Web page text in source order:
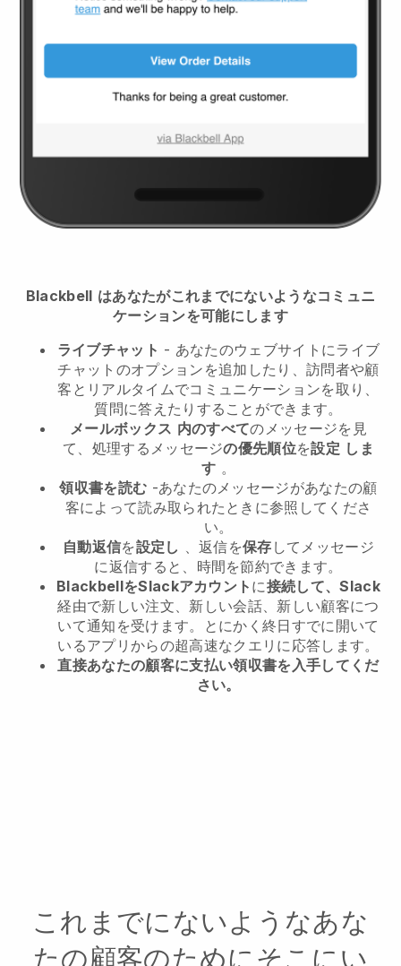
Blackbell はあなたがこれまでにないようなコミュニ
ケーションを可能にします
ライブチャット - あなたのウェブサイトにライブ
チャットのオプションを追加したり、訪問者や顧
客とリアルタイムでコミュニケーションを取り、
質問に答えたりすることができます。
メールボックス 内のすべてのメッセージを見
て、処理するメッセージの優先順位を設定 しま
す 。
領収書を読む -あなたのメッセージがあなたの顧
客によって読み取られたときに参照してくださ
い。
自動返信を設定し 、返信を保存 してメッセージ
に返信すると、時間を節約できます。
BlackbellをSlackアカウント に接続して、Slack
経由で新しい注文、新しい会話、新しい顧客につ
いて通知を受けます。とにかく終日すでに開いて
いるアプリからの超高速なクエリに応答します。
直接あなたの顧客に支払い領収書を入手してくだ
さい。
これまでにないようなあな
たの顧客のためにそこにい